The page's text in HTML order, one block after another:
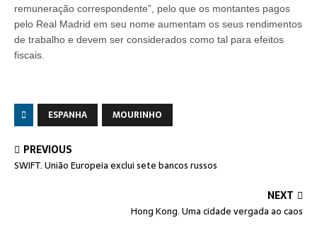
remuneração correspondente”, pelo que os montantes pagos
pelo Real Madrid em seu nome aumentam os seus rendimentos
de trabalho e devem ser considerados como tal para efeitos
fiscais.
ESPANHA MOURINHO
PREVIOUS
SWIFT. União Europeia exclui sete bancos russos
NEXT
Hong Kong. Uma cidade vergada ao caos